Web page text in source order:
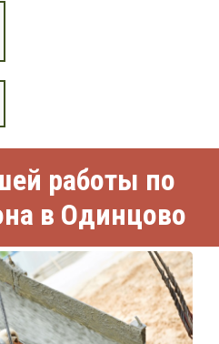
работы по
в Одинцово